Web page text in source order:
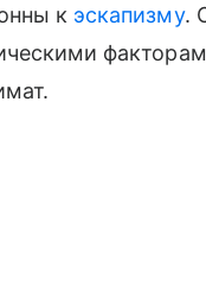
к эскапизму.